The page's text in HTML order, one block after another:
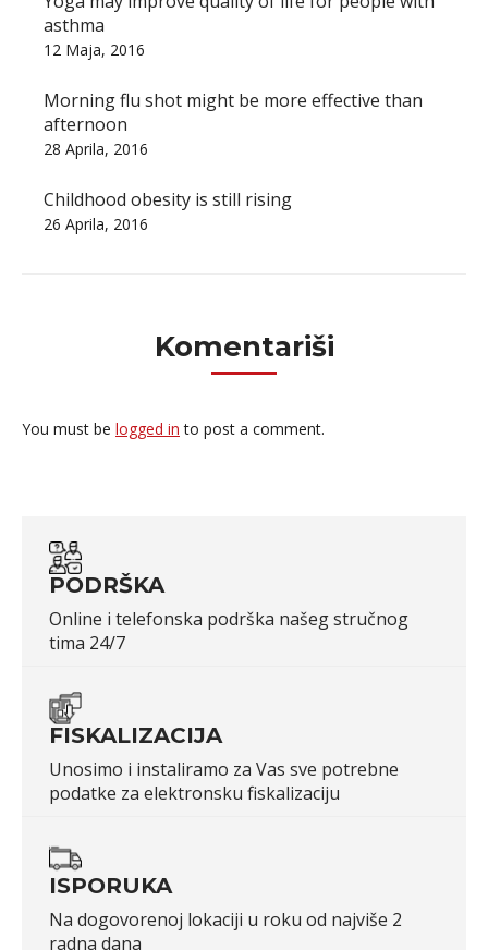
asthma
12 Maja, 2016
Morning flu shot might be more effective than
afternoon
28 Aprila, 2016
Childhood obesity is still rising
26 Aprila, 2016
Komentariši
You must be logged in to post a comment.
PODRŠKA
Online i telefonska podrška našeg stručnog
tima 24/7
FISKALIZACIJA
Unosimo i instaliramo za Vas sve potrebne
podatke za elektronsku fiskalizaciju
ISPORUKA
Na dogovorenoj lokaciji u roku od najviše 2
radna dana